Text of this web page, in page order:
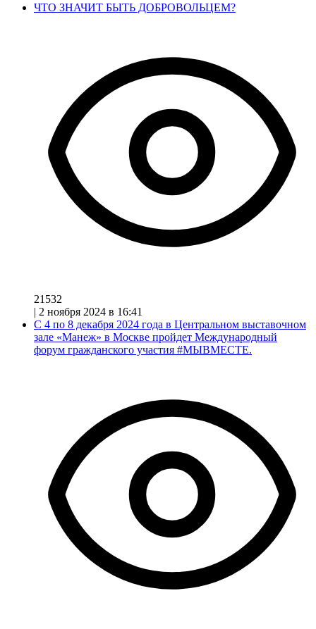
ЧТО ЗНАЧИТ БЫТЬ ДОБРОВОЛЬЦЕМ?
21532
| 2 ноября 2024 в 16:41
С 4 по 8 декабря 2024 года в Центральном выставочном
зале «Манеж» в Москве пройдет Международный
форум гражданского участия #МЫВМЕСТЕ.